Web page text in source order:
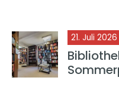
21. Juli 2026